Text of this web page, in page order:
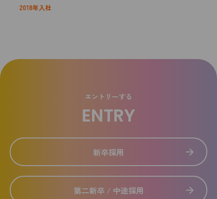
2018年入社
エントリーする
ENTRY
新卒採用
第二新卒 / 中途採用